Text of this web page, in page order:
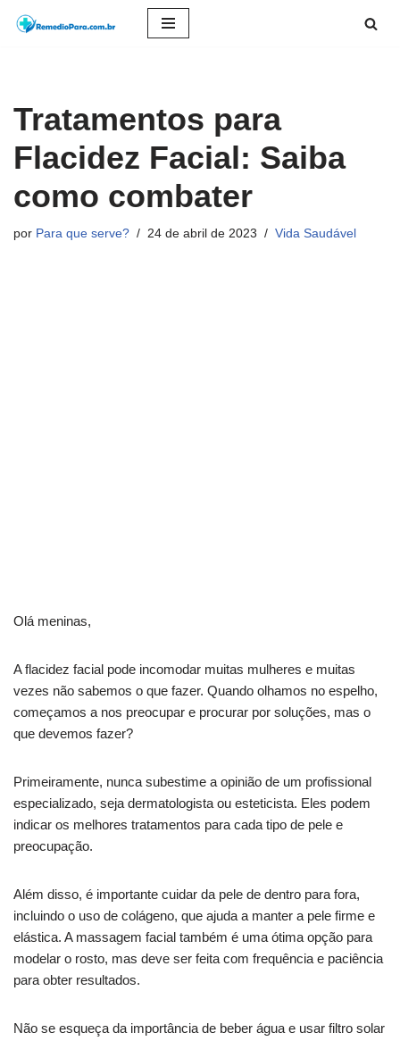
conteúdo
Tratamentos para
Flacidez Facial: Saiba
como combater
por Para que serve? 24 de abril de 2023 Vida Saudável
Olá meninas,
A flacidez facial pode incomodar muitas mulheres e muitas
vezes não sabemos o que fazer. Quando olhamos no espelho,
começamos a nos preocupar e procurar por soluções, mas o
que devemos fazer?
Primeiramente, nunca subestime a opinião de um profissional
especializado, seja dermatologista ou esteticista. Eles podem
indicar os melhores tratamentos para cada tipo de pele e
preocupação.
Além disso, é importante cuidar da pele de dentro para fora,
incluindo o uso de colágeno, que ajuda a manter a pele firme e
elástica. A massagem facial também é uma ótima opção para
modelar o rosto, mas deve ser feita com frequência e paciência
para obter resultados.
Não se esqueça da importância de beber água e usar filtro solar